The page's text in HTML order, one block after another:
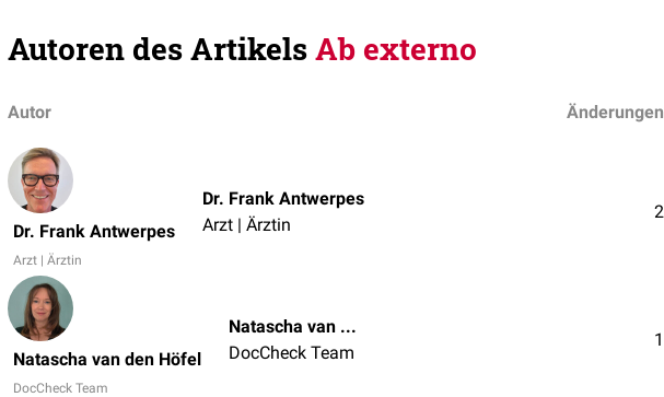
Autoren des ArtikelsAb externo
Autor Änderungen
Dr. Frank Antwerpes
Arzt | Ärztin
Dr. Frank Antwerpes
Arzt | Ärztin
2
Natascha van den Höfel
DocCheck Team
Natascha van den Höfel
DocCheck Team
1